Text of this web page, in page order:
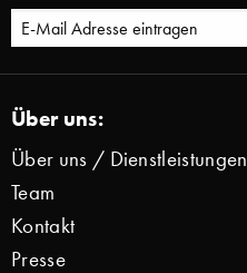
Über uns:
Über uns / Dienstleistungen
Team
Kontakt
Presse